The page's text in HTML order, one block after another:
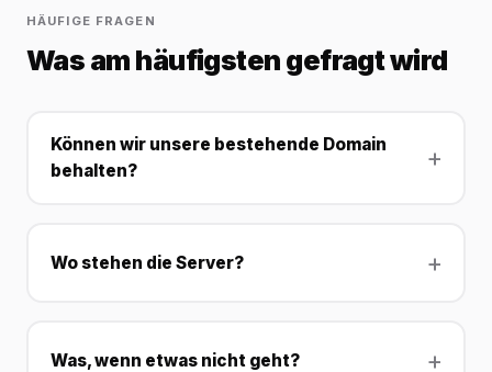
HÄUFIGE FRAGEN
Was am häufigsten gefragt wird
Können wir unsere bestehende Domain
behalten?
Wo stehen die Server?
Was, wenn etwas nicht geht?